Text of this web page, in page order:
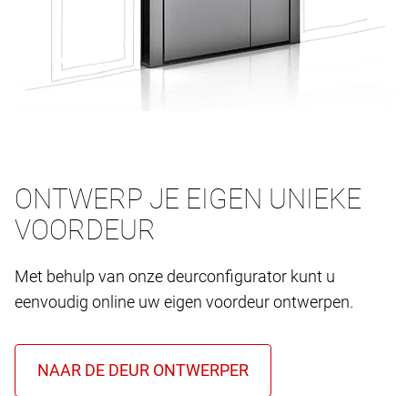
ONTWERP JE EIGEN UNIEKE
VOORDEUR
Met behulp van onze deurconfigurator kunt u
eenvoudig online uw eigen voordeur ontwerpen.